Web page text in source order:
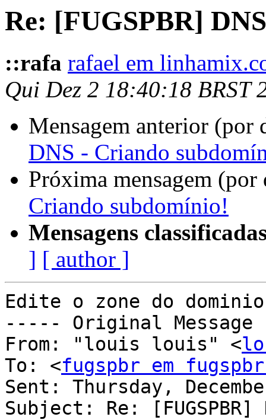
Re: [FUGSPBR]
::rafa rafael em
Qui Dez 2 18:40:18 BRST
Mensagem anterior (por
DNS - Criando
Próxima mensagem
Criando subdomínio!
Mensagens
] [ author ]
Edite o zone do
----- Original
From: "louis louis" <
To: <fugspbr em
Sent: Thursday,
Subject: Re: